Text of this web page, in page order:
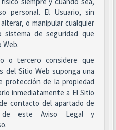
personal. El Usuario, sin
o manipular cualquier
de seguridad que
Web.
o tercero considere que
del Sitio Web suponga una
protección de la propiedad
inmediatamente a El Sitio
contacto del apartado de
de este Aviso Legal y